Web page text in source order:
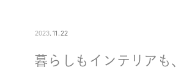
2023. 11 .22
暮らしもインテリアも